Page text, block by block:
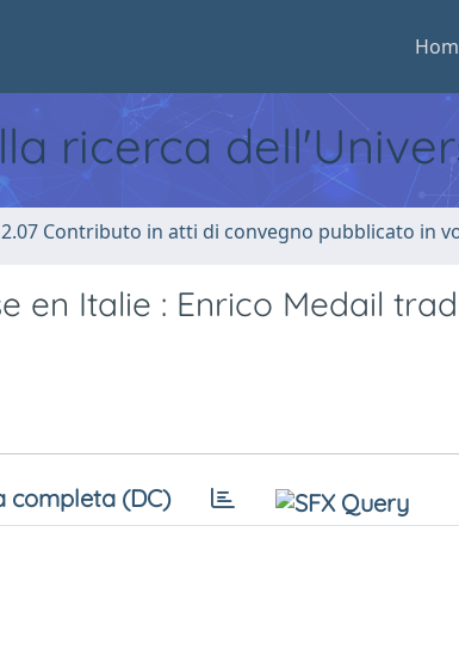
ricerca
2.07 Contributo in atti di convegno pubblicato in
en Italie : Enrico Medail
completa (DC)